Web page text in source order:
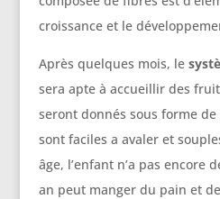
croissance et le
Après quelques mois, le
sera apte à accueillir des
seront donnés sous forme de
sont faciles a avaler et
âge, l’enfant n’a pas encore
an peut manger du pain et